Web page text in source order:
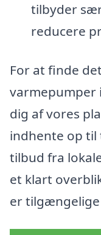
tilbyder
reducere
For at finde
varmepumper
dig af vores
indhente op
tilbud fra
et klart
er